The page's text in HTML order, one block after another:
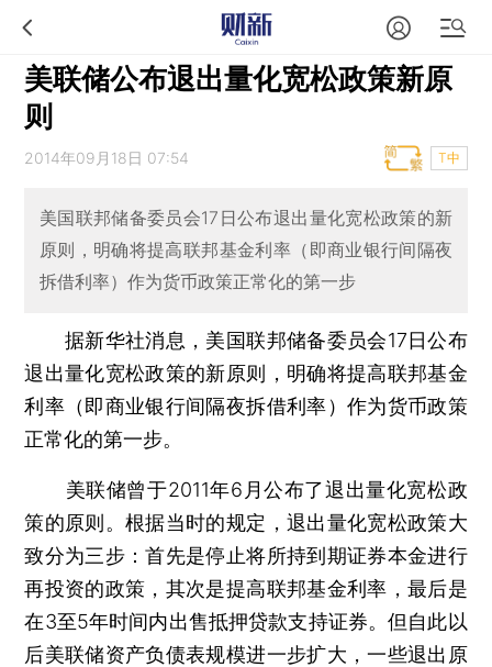
美联储公布退出量化宽松政策新原
则
2014年09月18日 07:54 T中
美国联邦储备委员会17日公布退出量化宽松政策的新
原则，明确将提高联邦基金利率（即商业银行间隔夜
拆借利率）作为货币政策正常化的第一步
据新华社消息，美国联邦储备委员会17日公布
退出量化宽松政策的新原则，明确将提高联邦基金
利率（即商业银行间隔夜拆借利率）作为货币政策
正常化的第一步。
美联储曾于2011年6月公布了退出量化宽松政
策的原则。根据当时的规定，退出量化宽松政策大
致分为三步：首先是停止将所持到期证券本金进行
再投资的政策，其次是提高联邦基金利率，最后是
在3至5年时间内出售抵押贷款支持证券。但自此以
后美联储资产负债表规模进一步扩大，一些退出原